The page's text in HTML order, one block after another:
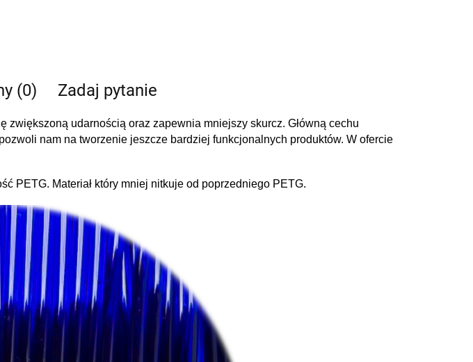
(0) Zadaj pytanie
udarnością oraz zapewnia mniejszy skurcz. Główną cechu
nam na tworzenie jeszcze bardziej funkcjonalnych produktów. W ofercie
PETG. Materiał który mniej nitkuje od poprzedniego PETG.